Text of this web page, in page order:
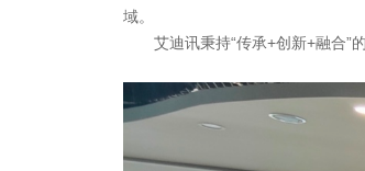
域。
艾迪讯秉持“传承+创新+融合”